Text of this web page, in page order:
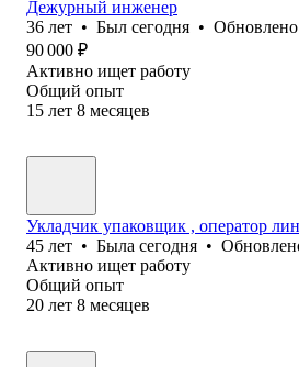
Дежурный инженер
36 лет • Был сегодня • Обновлено
90 000 ₽
Активно ищет работу
Общий опыт
15 лет 8 месяцев
Укладчик упаковщик , оператор
45 лет • Была сегодня •
Активно ищет работу
Общий опыт
20 лет 8 месяцев